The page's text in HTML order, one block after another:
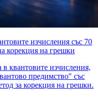
изчисления със 70
корекция на грешки
квантовите изчисления,
предимство" със
за корекция на грешки.